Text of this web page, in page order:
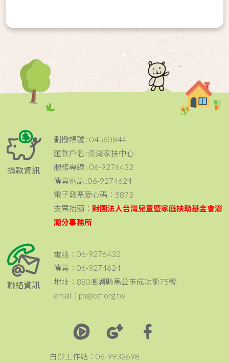
捐款資訊
劃撥帳號 : 04560844
匯款戶名 :澎湖家扶中心
服務專線 : 06-9276432
傳真電話 :06-9274624
電子發票愛心碼：5875
支票抬頭： 財團法人台灣兒童暨家庭扶助基金會澎
湖分事務所
聯絡資訊
電話：06-9276432
傳真：06-9274624
地址：880澎湖縣馬公市成功街75號
email：ph@ccf.org.tw
白沙工作站：06-9932698